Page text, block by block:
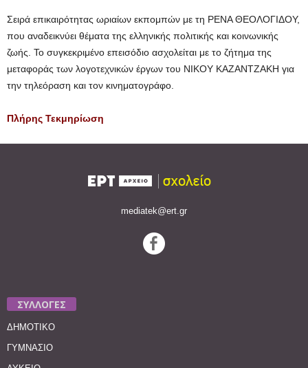
Σειρά επικαιρότητας ωριαίων εκπομπών με τη ΡΕΝΑ ΘΕΟΛΟΓΙΔΟΥ,
που αναδεικνύει θέματα της ελληνικής πολιτικής και κοινωνικής
ζωής. Το συγκεκριμένο επεισόδιο ασχολείται με το ζήτημα της
μεταφοράς των λογοτεχνικών έργων του ΝΙΚΟΥ ΚΑΖΑΝΤΖΑΚΗ για
την τηλεόραση και τον κινηματογράφο.
Πλήρης Τεκμηρίωση
mediatek@ert.gr
ΣΥΛΛΟΓΕΣ
ΔΗΜΟΤΙΚΟ
ΓΥΜΝΑΣΙΟ